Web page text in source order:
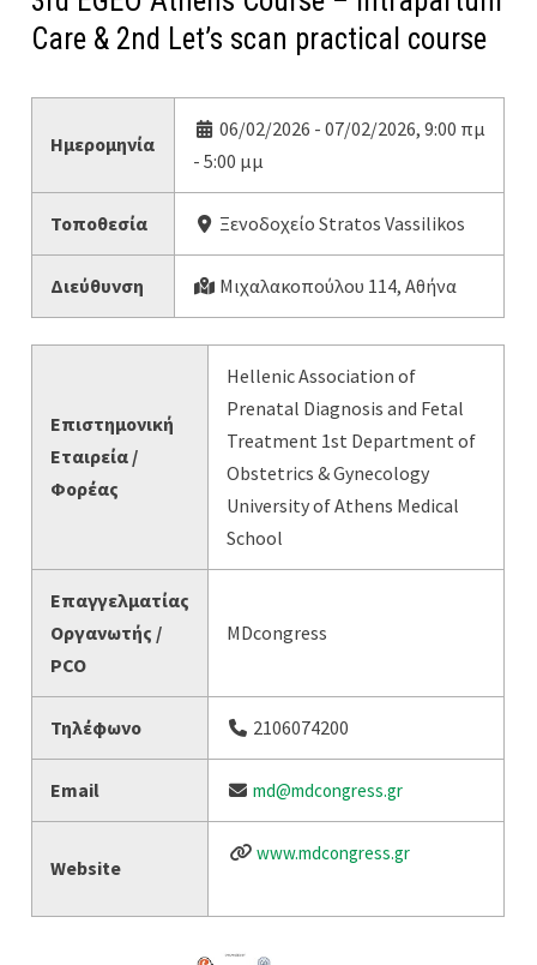
Care & 2nd Let’s scan practical course
Ημερομηνία
06/02/2026 - 07/02/2026, 9:00 πμ
- 5:00 μμ
Τοποθεσία Ξενοδοχείο Stratos Vassilikos
Διεύθυνση Μιχαλακοπούλου 114, Αθήνα
Επιστημονική
Εταιρεία /
Φορέας
Hellenic Association of
Prenatal Diagnosis and Fetal
Treatment 1st Department of
Obstetrics & Gynecology
University of Athens Medical
School
Επαγγελματίας
Οργανωτής /
PCO
MDcongress
Τηλέφωνο 2106074200
Email md@mdcongress.gr
Website
www.mdcongress.gr